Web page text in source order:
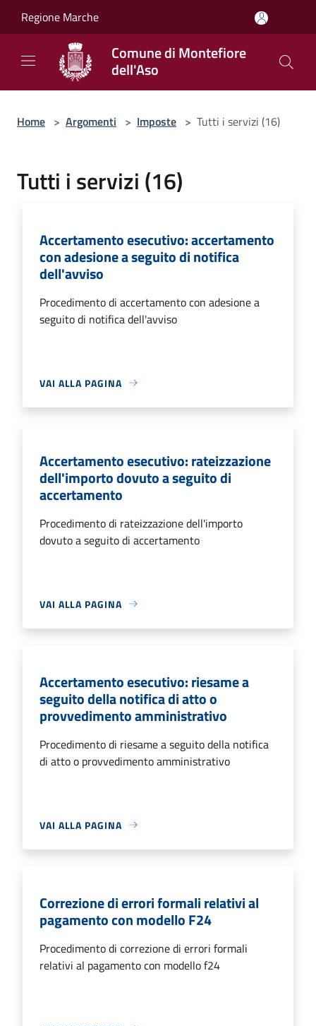
Regione Marche
Comune di Montefiore
dell'Aso
Home > Argomenti > Imposte > Tutti i servizi (16)
Tutti i servizi (16)
Accertamento esecutivo: accertamento
con adesione a seguito di notifica
dell'avviso
Procedimento di accertamento con adesione a
seguito di notifica dell'avviso
VAI ALLA PAGINA
Accertamento esecutivo: rateizzazione
dell'importo dovuto a seguito di
accertamento
Procedimento di rateizzazione dell'importo
dovuto a seguito di accertamento
VAI ALLA PAGINA
Accertamento esecutivo: riesame a
seguito della notifica di atto o
provvedimento amministrativo
Procedimento di riesame a seguito della notifica
di atto o provvedimento amministrativo
VAI ALLA PAGINA
Correzione di errori formali relativi al
pagamento con modello F24
Procedimento di correzione di errori formali
relativi al pagamento con modello f24